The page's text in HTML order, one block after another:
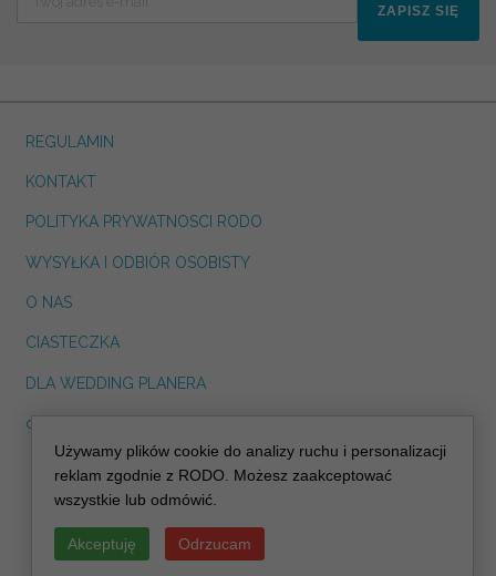
ZAPISZ SIĘ
REGULAMIN
KONTAKT
POLITYKA PRYWATNOSCI RODO
WYSYŁKA I ODBIÓR OSOBISTY
O NAS
CIASTECZKA
DLA WEDDING PLANERA
dreskot.com
info@decoris.pl
Używamy plików cookie do analizy ruchu i personalizacji
reklam zgodnie z RODO. Możesz zaakceptować
wszystkie lub odmówić.
Akceptuję Odrzucam